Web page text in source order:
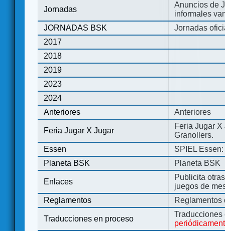
Jornadas
Anuncios de
informales
JORNADAS BSK
Jornadas
2017
2018
2019
2023
2024
Anteriores
Anteriores
Feria Jugar X Jugar
Feria Jugar
Granollers.
Essen
SPIEL
Planeta BSK
Planeta BSK
Enlaces
Publicita
juegos de
Reglamentos
Reglamentos
Traducciones en proceso